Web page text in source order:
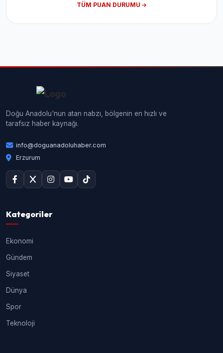
TÜM PUAN DURUMU
Doğu Anadolu'nun atan nabzı, bölgenin en hızlı ve
tarafsız haber kaynağı.
info@doguanadoluhaber.com
Erzurum
Kategoriler
Ekonomi
Gündem
Siyaset
Dünya
Spor
Teknoloji